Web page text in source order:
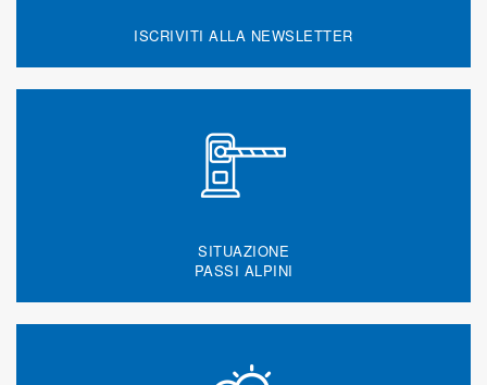
ISCRIVITI ALLA NEWSLETTER
SITUAZIONE
PASSI ALPINI